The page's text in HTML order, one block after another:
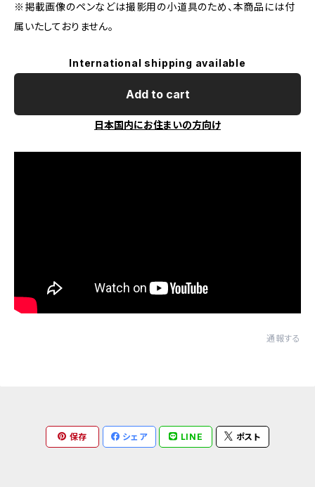
※掲載画像のペンなどは撮影用の小道具のため、本商品には付
属いたしておりません。
International shipping available
Add to cart
日本国内にお住まいの方向け
通報する
保存 シェア LINE ポスト